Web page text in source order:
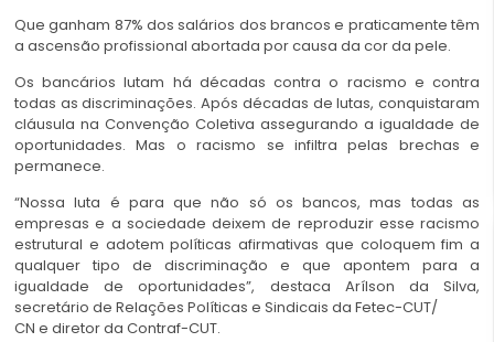
Que ganham 87% dos salários dos brancos e praticamente têm
a ascensão profissional abortada por causa da cor da pele.
Os bancários lutam há décadas contra o racismo e contra
todas as discriminações. Após décadas de lutas, conquistaram
cláusula na Convenção Coletiva assegurando a igualdade de
oportunidades. Mas o racismo se infiltra pelas brechas e
permanece.
“Nossa luta é para que não só os bancos, mas todas as
empresas e a sociedade deixem de reproduzir esse racismo
estrutural e adotem políticas afirmativas que coloquem fim a
qualquer tipo de discriminação e que apontem para a
igualdade de oportunidades”, destaca Arílson da Silva,
secretário de Relações Políticas e Sindicais da Fetec-CUT/
CN e diretor da Contraf-CUT.